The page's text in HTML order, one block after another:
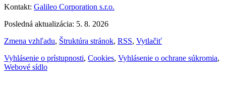
Kontakt: Galileo Corporation s.r.o.
Posledná aktualizácia: 5. 8. 2026
Zmena vzhľadu, Štruktúra stránok, RSS, Vytlačiť
Vyhlásenie o prístupnosti, Cookies, Vyhlásenie o ochrane súkromia,
Webové sídlo